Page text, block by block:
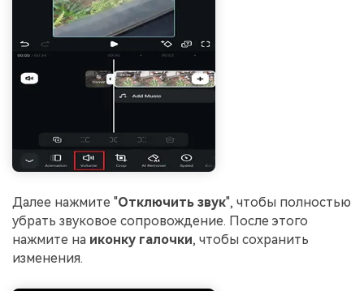
Далее нажмите "Отключить звук", чтобы полностью
убрать звуковое сопровождение. После этого
нажмите на иконку галочки, чтобы сохранить
изменения.